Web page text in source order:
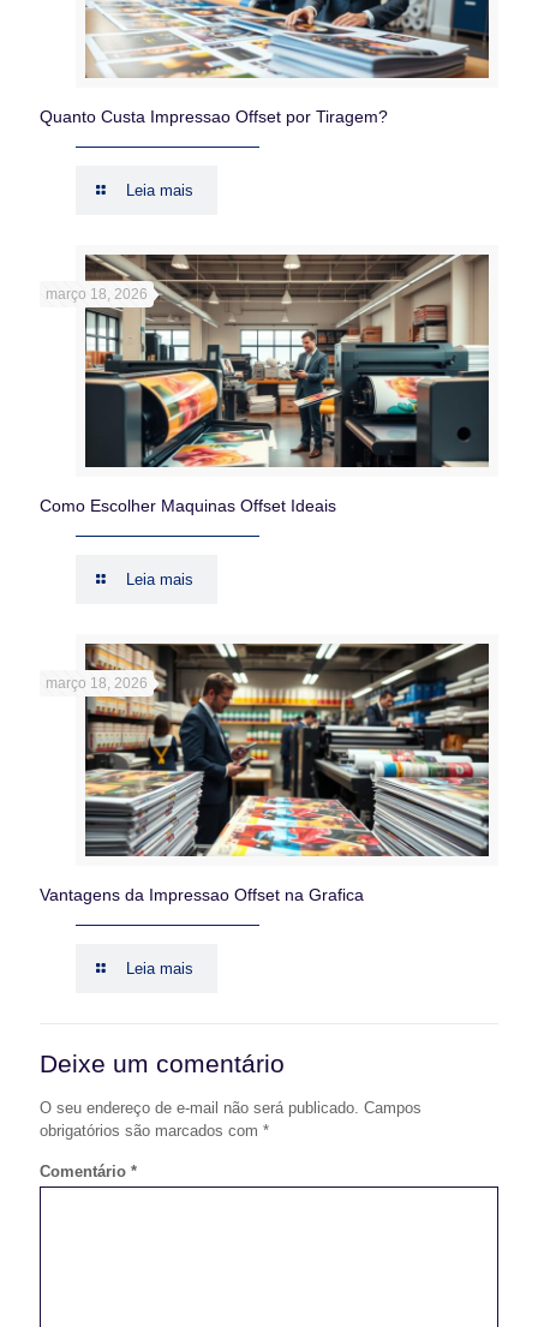
Quanto Custa Impressao Offset por Tiragem?
Leia mais
março 18, 2026
Como Escolher Maquinas Offset Ideais
Leia mais
março 18, 2026
Vantagens da Impressao Offset na Grafica
Leia mais
Deixe um comentário
O seu endereço de e-mail não será publicado. Campos
obrigatórios são marcados com *
Comentário *